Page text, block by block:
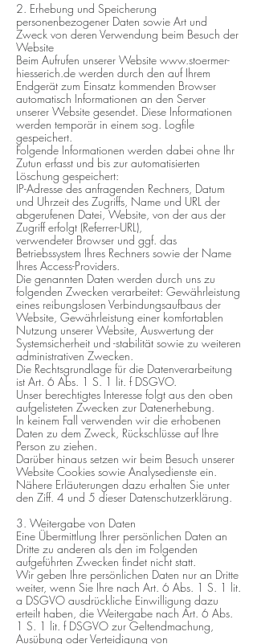
2. Erhebung und Speicherung
personenbezogener Daten sowie Art und
Zweck von deren Verwendung beim Besuch der
Website
Beim Aufrufen unserer Website www.stoermer-
hiesserich.de werden durch den auf Ihrem
Endgerät zum Einsatz kommenden Browser
automatisch Informationen an den Server
unserer Website gesendet. Diese Informationen
werden temporär in einem sog. Logfile
gespeichert.
Folgende Informationen werden dabei ohne Ihr
Zutun erfasst und bis zur automatisierten
Löschung gespeichert:
IP-Adresse des anfragenden Rechners, Datum
und Uhrzeit des Zugriffs, Name und URL der
abgerufenen Datei, Website, von der aus der
Zugriff erfolgt (Referrer-URL),
verwendeter Browser und ggf. das
Betriebssystem Ihres Rechners sowie der Name
Ihres Access-Providers.
Die genannten Daten werden durch uns zu
folgenden Zwecken verarbeitet: Gewährleistung
eines reibungslosen Verbindungsaufbaus der
Website, Gewährleistung einer komfortablen
Nutzung unserer Website, Auswertung der
Systemsicherheit und -stabilität sowie zu weiteren
administrativen Zwecken.
Die Rechtsgrundlage für die Datenverarbeitung
ist Art. 6 Abs. 1 S. 1 lit. f DSGVO.
Unser berechtigtes Interesse folgt aus den oben
aufgelisteten Zwecken zur Datenerhebung.
In keinem Fall verwenden wir die erhobenen
Daten zu dem Zweck, Rückschlüsse auf Ihre
Person zu ziehen.
Darüber hinaus setzen wir beim Besuch unserer
Website Cookies sowie Analysedienste ein.
Nähere Erläuterungen dazu erhalten Sie unter
den Ziff. 4 und 5 dieser Datenschutzerklärung.
3. Weitergabe von Daten
Eine Übermittlung Ihrer persönlichen Daten an
Dritte zu anderen als den im Folgenden
aufgeführten Zwecken findet nicht statt.
Wir geben Ihre persönlichen Daten nur an Dritte
weiter, wenn Sie Ihre nach Art. 6 Abs. 1 S. 1 lit.
a DSGVO ausdrückliche Einwilligung dazu
erteilt haben, die Weitergabe nach Art. 6 Abs.
1 S. 1 lit. f DSGVO zur Geltendmachung,
Ausübung oder Verteidigung von